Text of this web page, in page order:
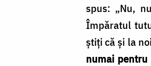
spus: „Nu,
Împăratul
știți că și la
numai